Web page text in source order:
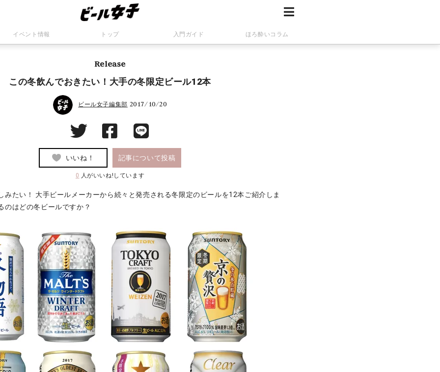
イベント情報 トップ 入門ガイド ほろ酔いコラム
Release
この冬飲んでおきたい！大手の冬限定ビール12本
ビール女子編集部 2017/10/20
いいね！ 記事について投稿
0 人がいいね!しています
みたい！ 大手ビールメーカーから続々と発売される冬限定のビールを12本ご紹介しま
のはどの冬ビールですか？